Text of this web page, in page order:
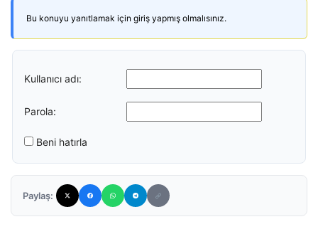
Bu konuyu yanıtlamak için giriş yapmış olmalısınız.
Kullanıcı adı:
Parola:
Beni hatırla
Paylaş: